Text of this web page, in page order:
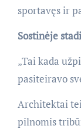
sportavęs ir
Sostinėje
„Tai kada
pasiteiravo
Architektai
pilnomis